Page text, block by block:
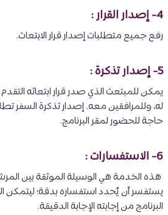
4- إصدار القرار :
رفع جميع متطلبات إصدار قرار الابتعاث.
5- إصدار تذكرة :
يمكن للمبتعث الذي صدر قرار ابتعاثه
له، وللمرافقين معه. إصدار تذكرة السفر
حاجة للحضور لمقر البرنامج.
6- الاستفسارات :
هذه الخدمة هي الوسيلة الموثقة بين
يستفسر أن يُحدد استفساره بدقة؛ ليتمكن
البرنامج من إجابته الإجابة الدقيقة.